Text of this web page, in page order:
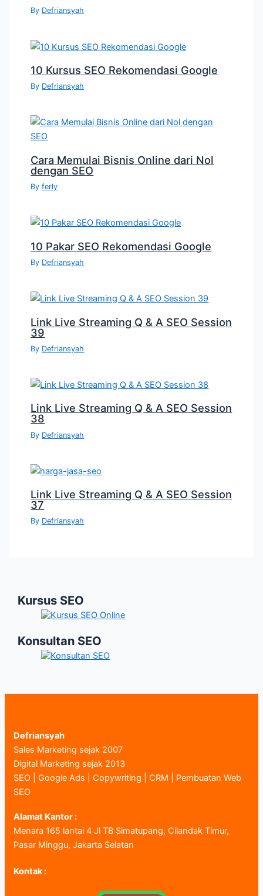
By Defriansyah
10 Kursus SEO Rekomendasi Google
By Defriansyah
Cara Memulai Bisnis Online dari Nol
dengan SEO
Byferly
10 Pakar SEO Rekomendasi Google
By Defriansyah
Link Live Streaming Q & A SEO Session
39
By Defriansyah
Link Live Streaming Q & A SEO Session
38
By Defriansyah
Link Live Streaming Q & A SEO Session
37
By Defriansyah
Kursus SEO
Konsultan SEO
Defriansyah
Sales Marketing sejak 2007
Digital Marketing sejak 2013
SEO | Google Ads | Copywriting | CRM | Pembuatan Web
SEO
Alamat Kantor :
Menara 165 lantai 4 Jl TB Simatupang, Cilandak Timur,
Pasar Minggu, Jakarta Selatan
Kontak :